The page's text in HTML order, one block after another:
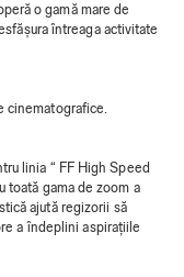
o gamă mare de
întreaga activitate
cinematografice.
linia “ FF High Speed
toată gama de zoom a
ajută regizorii să
a îndeplini aspirațiile